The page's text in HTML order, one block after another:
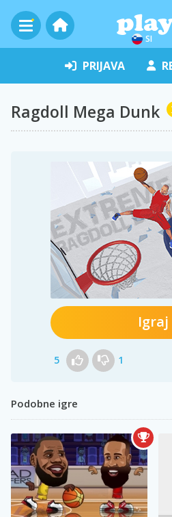
SI
PRIJAVA
Ragdoll Mega Dunk
Igraj
5 1
Podobne igre